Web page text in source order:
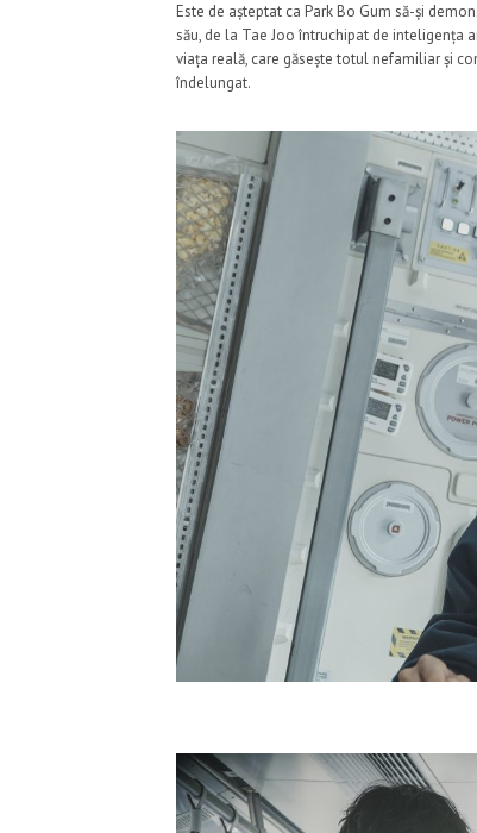
Este de așteptat ca Park Bo Gum să-și
său, de la Tae Joo întruchipat de inteligența
viața reală, care găsește totul nefamiliar și
îndelungat.